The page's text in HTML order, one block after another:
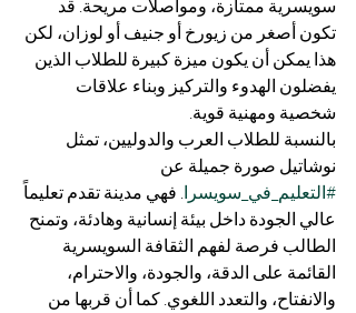
سويسرية ممتازة، ومواصلات مريحة. قد
تكون أصغر من زيورخ أو جنيف أو لوزان، لكن
هذا يمكن أن يكون ميزة كبيرة للطلاب الذين
يفضلون الهدوء والتركيز وبناء علاقات
شخصية ومهنية قوية.
بالنسبة للطلاب العرب والدوليين، تمثل
نوشاتيل صورة جميلة عن
#التعليم_في_سويسرا. فهي مدينة تقدم تعليماً
عالي الجودة داخل بيئة إنسانية وهادئة، وتمنح
الطالب فرصة لفهم الثقافة السويسرية
القائمة على الدقة، والجودة، والاحترام،
والانفتاح، والتعدد اللغوي. كما أن قربها من